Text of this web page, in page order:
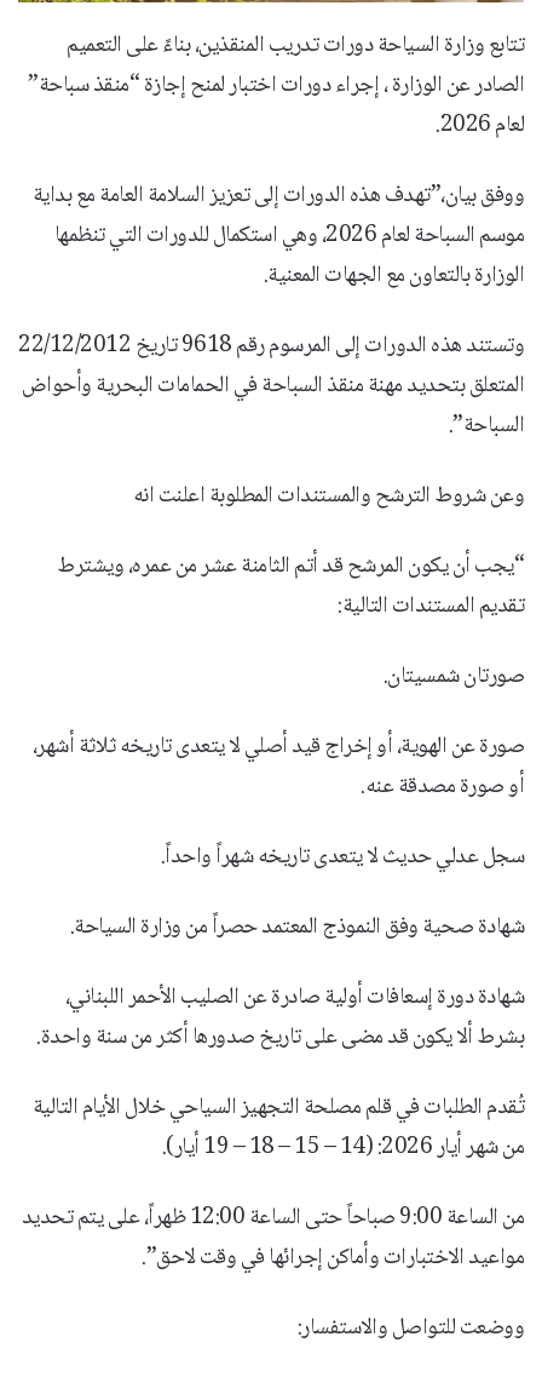
تتابع وزارة السياحة دورات تدريب المنقذين، بناءً على التعميم
الصادر عن الوزارة ، إجراء دورات اختبار لمنح إجازة “منقذ سباحة”
لعام 2026.
ووفق بيان،”تهدف هذه الدورات إلى تعزيز السلامة العامة مع بداية
موسم السباحة لعام 2026، وهي استكمال للدورات التي تنظمها
الوزارة بالتعاون مع الجهات المعنية.
وتستند هذه الدورات إلى المرسوم رقم 9618 تاريخ 22/12/2012
المتعلق بتحديد مهنة منقذ السباحة في الحمامات البحرية وأحواض
السباحة”.
وعن شروط الترشح والمستندات المطلوبة اعلنت انه
“يجب أن يكون المرشح قد أتم الثامنة عشر من عمره، ويشترط
تقديم المستندات التالية:
صورتان شمسيتان.
صورة عن الهوية، أو إخراج قيد أصلي لا يتعدى تاريخه ثلاثة أشهر،
أو صورة مصدقة عنه.
سجل عدلي حديث لا يتعدى تاريخه شهراً واحداً.
شهادة صحية وفق النموذج المعتمد حصراً من وزارة السياحة.
شهادة دورة إسعافات أولية صادرة عن الصليب الأحمر اللبناني،
بشرط ألا يكون قد مضى على تاريخ صدورها أكثر من سنة واحدة.
تُقدم الطلبات في قلم مصلحة التجهيز السياحي خلال الأيام التالية
من شهر أيار 2026: (14 – 15 – 18 – 19 أيار).
من الساعة 9:00 صباحاً حتى الساعة 12:00 ظهراً، على يتم تحديد
مواعيد الاختبارات وأماكن إجرائها في وقت لاحق”.
ووضعت للتواصل والاستفسار: